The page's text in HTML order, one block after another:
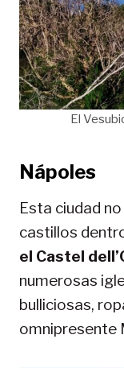
El
Nápoles
Esta ciudad
castillos
el Castel
numerosas
bulliciosas,
omnipresente